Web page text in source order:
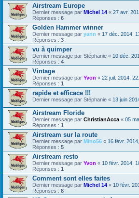
Airstream Europe
Dernier message par Michel 14 « 27 avr.
Réponses : 6
Golden Hammer winner
Dernier message par yann « 17 déc. 2014,
Réponses : 3
vu à quimper
Dernier message par Stéphanie « 10 déc.
Réponses : 4
Vintage
Dernier message par Yvon « 22 juil. 2014,
Réponses : 1
rapide et efficace !!!
Dernier message par Stéphanie « 13 juin
Airstream Floride
Dernier message par ChristianAcca « 05
Réponses : 1
Airstream sur la route
Dernier message par Mino56 « 16 févr.
Réponses : 5
Airstream resto
Dernier message par Yvon « 10 févr. 2014,
Réponses : 1
Comment sont elles faites
Dernier message par Michel 14 « 10 févr.
Réponses : 8